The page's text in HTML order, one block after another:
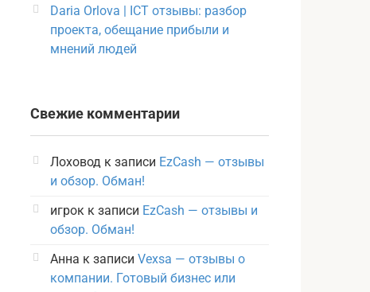
Daria Orlova | ICT отзывы: разбор
проекта, обещание прибыли и
мнений людей
Свежие комментарии
Лоховод к записи EzCash — отзывы
и обзор. Обман!
игрок к записи EzCash — отзывы и
обзор. Обман!
Анна к записи Vexsa — отзывы о
компании. Готовый бизнес или